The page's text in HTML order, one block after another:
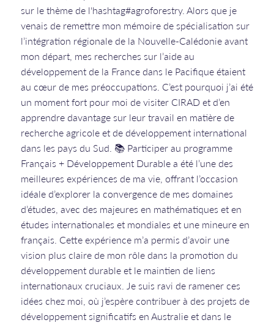
sur le thème de l'hashtag#agroforestry. Alors que je
venais de remettre mon mémoire de spécialisation sur
l’intégration régionale de la Nouvelle-Calédonie avant
mon départ, mes recherches sur l’aide au
développement de la France dans le Pacifique étaient
au cœur de mes préoccupations. C’est pourquoi j’ai été
un moment fort pour moi de visiter CIRAD et d’en
apprendre davantage sur leur travail en matière de
recherche agricole et de développement international
dans les pays du Sud. 📚 Participer au programme
Français + Développement Durable a été l’une des
meilleures expériences de ma vie, offrant l’occasion
idéale d’explorer la convergence de mes domaines
d’études, avec des majeures en mathématiques et en
études internationales et mondiales et une mineure en
français. Cette expérience m’a permis d’avoir une
vision plus claire de mon rôle dans la promotion du
développement durable et le maintien de liens
internationaux cruciaux. Je suis ravi de ramener ces
idées chez moi, où j’espère contribuer à des projets de
développement significatifs en Australie et dans le